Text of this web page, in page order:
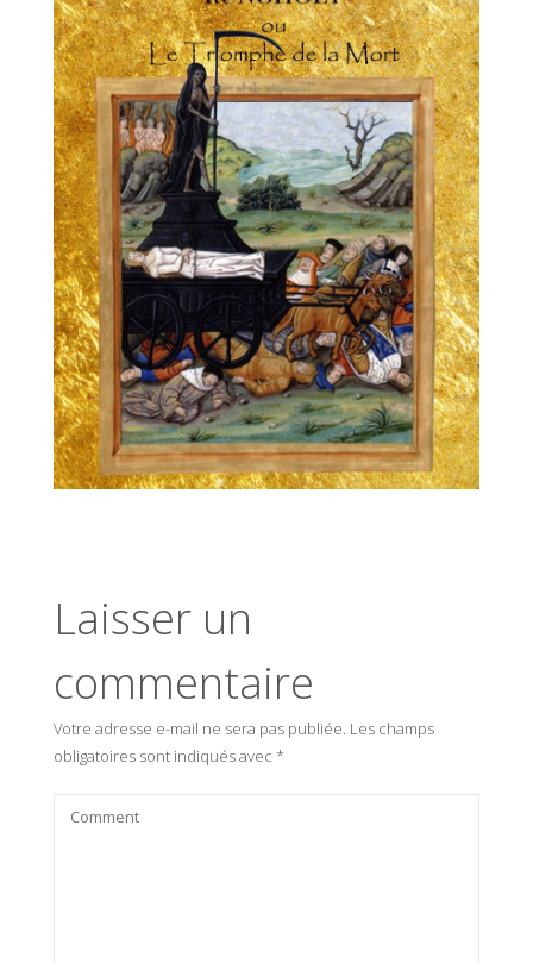
Laisser un
commentaire
Votre adresse e-mail ne sera pas publiée. Les champs
obligatoires sont indiqués avec *